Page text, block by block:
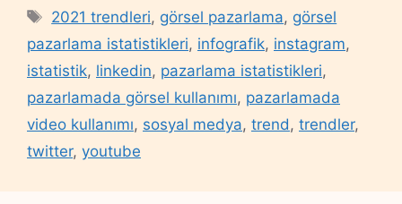
Tags
2021 trendleri, görsel pazarlama, görsel
pazarlama istatistikleri, infografik, instagram,
istatistik, linkedin, pazarlama istatistikleri,
pazarlamada görsel kullanımı, pazarlamada
video kullanımı, sosyal medya, trend, trendler,
twitter, youtube